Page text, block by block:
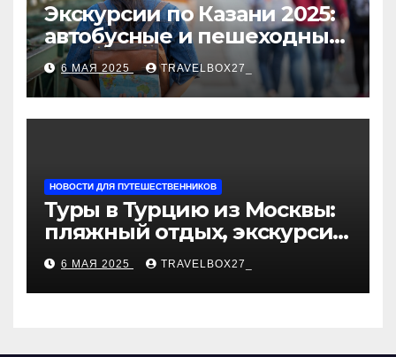
Экскурсии по Казани 2025:
автобусные и пешеходные
туры от туроператора
«Казан360»
6 МАЯ 2025 TRAVELBOX27_
НОВОСТИ ДЛЯ ПУТЕШЕСТВЕННИКОВ
Туры в Турцию из Москвы:
пляжный отдых, экскурсии
и лучшие курорты
6 МАЯ 2025 TRAVELBOX27_